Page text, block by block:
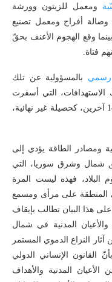
ومعمل للزيتون وورشة
أفراح ومعمل تصنيع
وقع الهجوم الأعنف بحقّ
رسمي بالمسؤولية عن تلك
الاستهدافات، التي أسفرت
عن مقتل 8 أشخاص، بينهم فتاتين، وجرح 14 آخرين، كحصيلة غير نهائية،
ومصادر الطاقة يؤدي إلى
شمال وشرق سوريا، التي
البلاد، فهذه ليست المرة
في المنطقة على مرأى ومسمع
هذا البيان تطالب بإيقاف
والأعيان المدنية في شمال
النزاع الدموي المستمر
بأنّ القانون الإنساني الدولي
الأعيان المدنية والأهداف